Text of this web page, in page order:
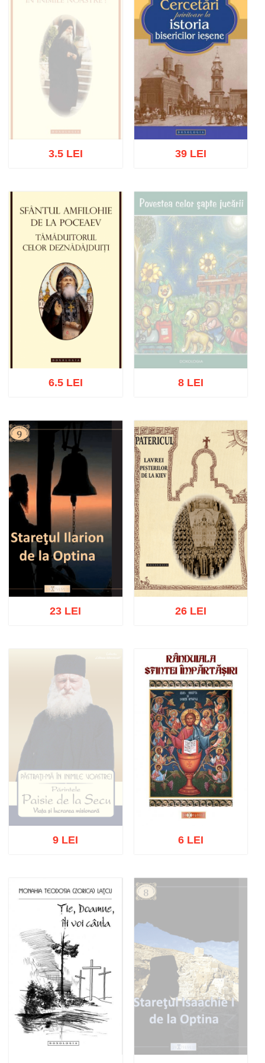
3.5 LEI
Adaugă în coș Wishlist
39 LEI
Adaugă în coș Wishlist
6.5 LEI
Stoc epuizat
8 LEI
Adaugă în coș
23 LEI
Adaugă în coș Wishlist
26 LEI
Stoc epuizat
9 LEI
Adaugă în coș
6 LEI